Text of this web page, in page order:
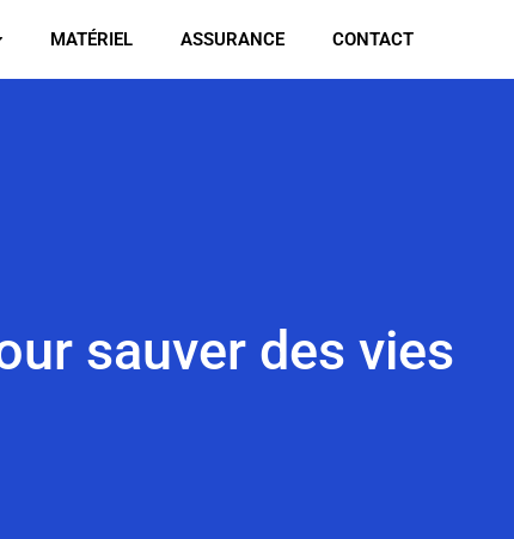
MATÉRIEL ASSURANCE CONTACT
sauver des vies